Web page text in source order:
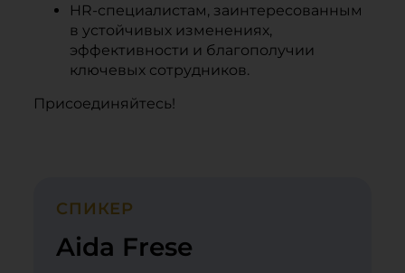
HR-специалистам, заинтересованным
в устойчивых изменениях,
эффективности и благополучии
ключевых сотрудников.
Присоединяйтесь!
СПИКЕР
Aida Frese